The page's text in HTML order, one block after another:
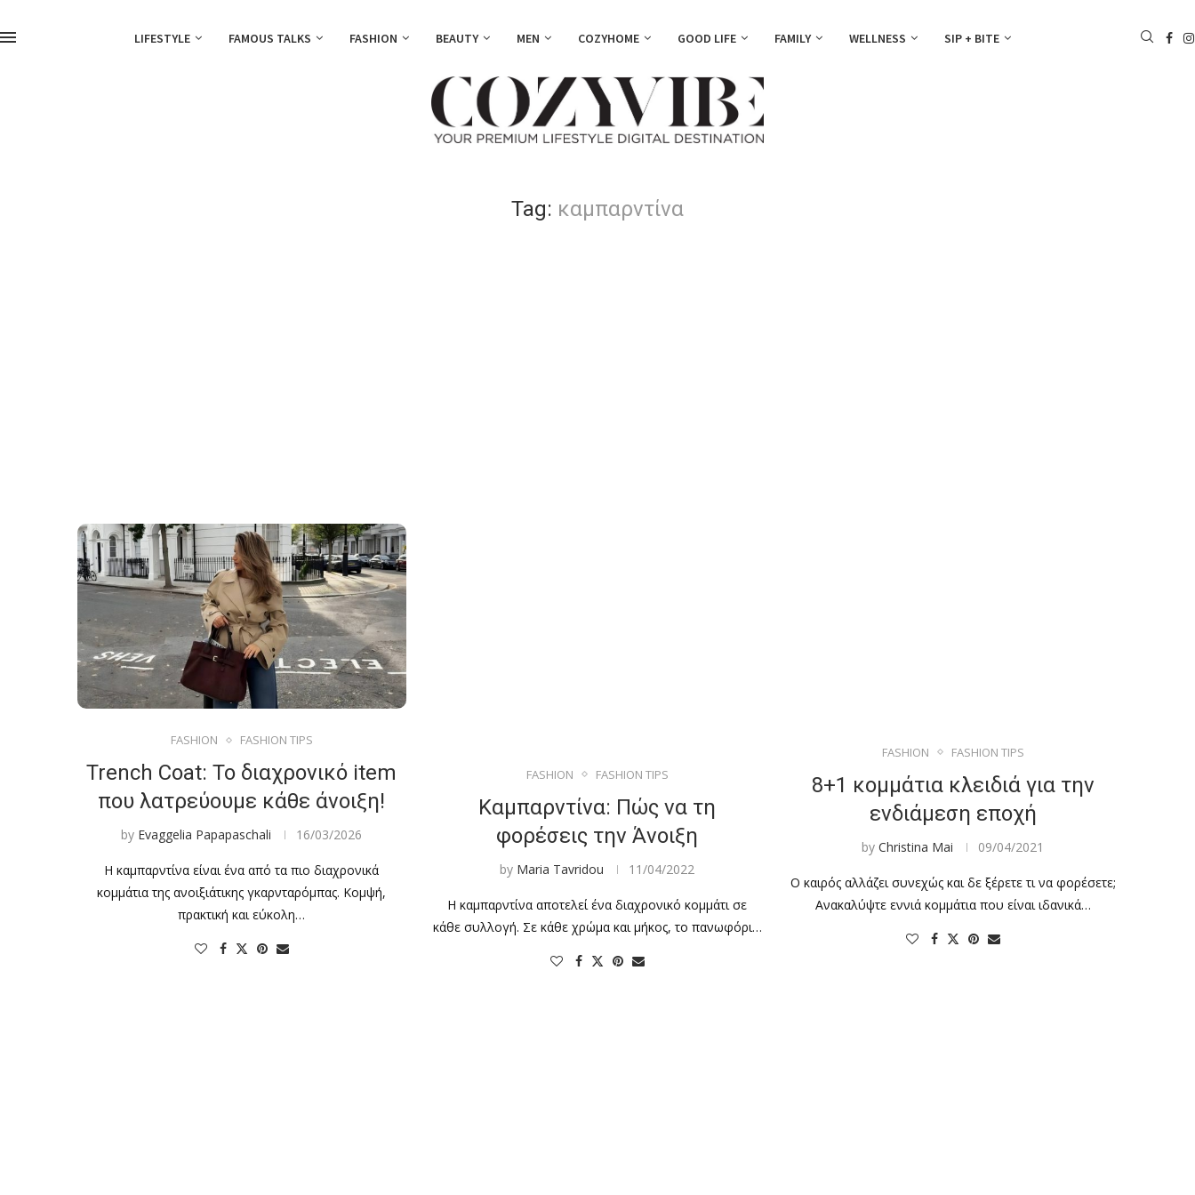
LIFESTYLE FAMOUS TALKS FASHION BEAUTY MEN COZYHOME GOOD LIFE FAMILY WELLNESS SIP + BITE
Tag: καμπαρντίνα
FASHION FASHION TIPS
Trench Coat: Το διαχρονικό item
που λατρεύουμε κάθε άνοιξη!
by Evaggelia Papapaschali 16/03/2026
Η καμπαρντίνα είναι ένα από τα πιο διαχρονικά
κομμάτια της ανοιξιάτικης γκαρνταρόμπας. Κομψή,
πρακτική και εύκολη…
FASHION FASHION TIPS
Καμπαρντίνα: Πώς να τη
φορέσεις την Άνοιξη
by Maria Tavridou 11/04/2022
Η καμπαρντίνα αποτελεί ένα διαχρονικό κομμάτι σε
κάθε συλλογή. Σε κάθε χρώμα και μήκος, το πανωφόρι…
FASHION FASHION TIPS
8+1 κομμάτια κλειδιά για την
ενδιάμεση εποχή
byChristina Mai 09/04/2021
Ο καιρός αλλάζει συνεχώς και δε ξέρετε τι να φορέσετε;
Ανακαλύψτε εννιά κομμάτια που είναι ιδανικά…